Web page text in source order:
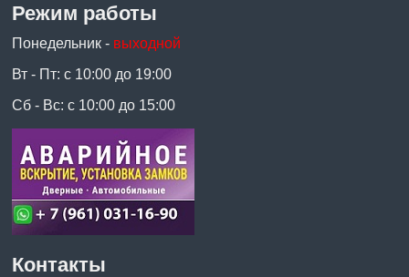
Режим работы
Понедельник - выходной
Вт - Пт: с 10:00 до 19:00
Сб - Вс: с 10:00 до 15:00
Контакты